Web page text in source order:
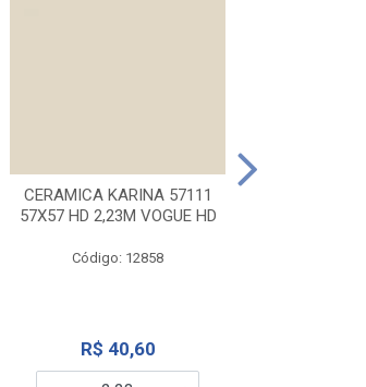
CERAMICA KARINA 57111
57X57 HD 2,23M VOGUE HD
Código: 12858
R$ 40,60